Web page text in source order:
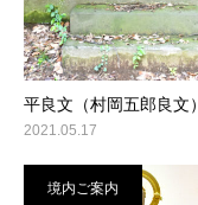
平良文（村岡五郎良文）
2021.05.17
境内ご案内